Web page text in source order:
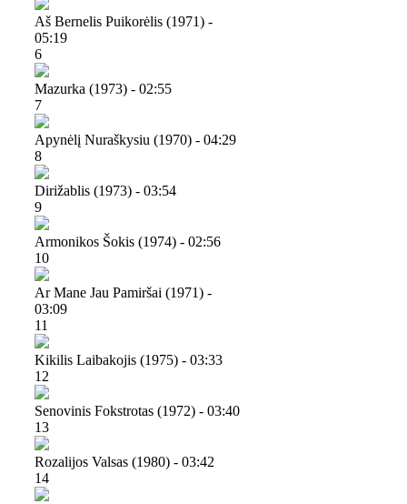
Aš Bernelis Puikorėlis (1971) -
05:19
6
Mazurka (1973) - 02:55
7
Apynėlį Nuraškysiu (1970) - 04:29
8
Dirižablis (1973) - 03:54
9
Armonikos Šokis (1974) - 02:56
10
Ar Mane Jau Pamiršai (1971) -
03:09
11
Kikilis Laibakojis (1975) - 03:33
12
Senovinis Fokstrotas (1972) - 03:40
13
Rozalijos Valsas (1980) - 03:42
14